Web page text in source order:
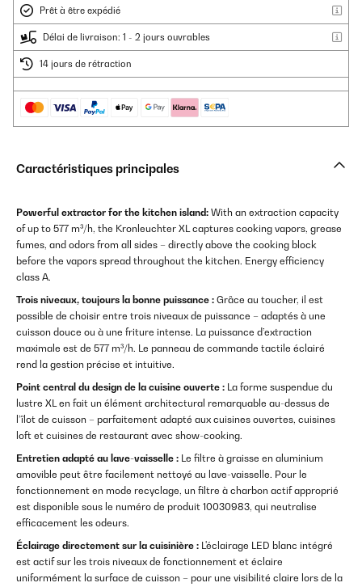
Prêt à être expédié
Délai de livraison: 1 - 2 jours ouvrables
14 jours de rétraction
Caractéristiques principales
Powerful extractor for the kitchen island: With an extraction capacity
of up to 577 m³/h, the Kronleuchter XL captures cooking vapors, grease
fumes, and odors from all sides – directly above the cooking block
before the vapors spread throughout the kitchen. Energy efficiency
class A.
Trois niveaux, toujours la bonne puissance : Grâce au toucher, il est
possible de choisir entre trois niveaux de puissance – adaptés à une
cuisson douce ou à une friture intense. La puissance d’extraction
maximale est de 577 m³/h. Le panneau de commande tactile éclairé
rend la gestion précise et intuitive.
Point central du design de la cuisine ouverte : La forme suspendue du
lustre XL en fait un élément architectural remarquable au-dessus de
l’îlot de cuisson – parfaitement adapté aux cuisines ouvertes, cuisines
loft et cuisines de restaurant avec show-cooking.
Entretien adapté au lave-vaisselle : Le filtre à graisse en aluminium
amovible peut être facilement nettoyé au lave-vaisselle. Pour le
fonctionnement en mode recyclage, un filtre à charbon actif approprié
est disponible sous le numéro de produit 10030983, qui neutralise
efficacement les odeurs.
Éclairage directement sur la cuisinière : L'éclairage LED blanc intégré
est actif sur les trois niveaux de fonctionnement et éclaire
uniformément la surface de cuisson – pour une visibilité claire lors de la